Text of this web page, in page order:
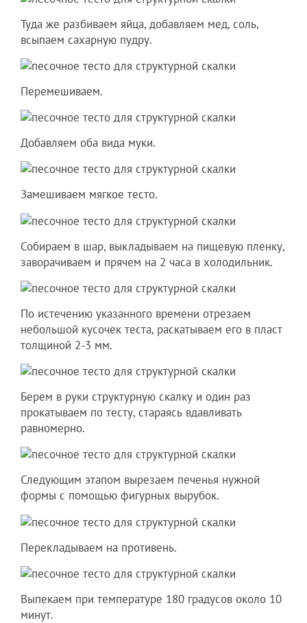
Туда же разбиваем яйца, добавляем мед, соль,
всыпаем сахарную пудру.
Перемешиваем.
Добавляем оба вида муки.
Замешиваем мягкое тесто.
Собираем в шар, выкладываем на пищевую пленку,
заворачиваем и прячем на 2 часа в холодильник.
По истечению указанного времени отрезаем
небольшой кусочек теста, раскатываем его в пласт
толщиной 2-3 мм.
Берем в руки структурную скалку и один раз
прокатываем по тесту, стараясь вдавливать
равномерно.
Следующим этапом вырезаем печенья нужной
формы с помощью фигурных вырубок.
Перекладываем на противень.
Выпекаем при температуре 180 градусов около 10
минут.